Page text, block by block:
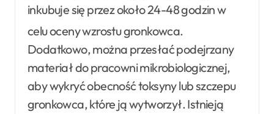
inkubuje się przez około 24-48 godzin w
celu oceny wzrostu gronkowca.
Dodatkowo, można przesłać podejrzany
materiał do pracowni mikrobiologicznej,
aby wykryć obecność toksyny lub szczepu
gronkowca, które ją wytworzył. Istnieją